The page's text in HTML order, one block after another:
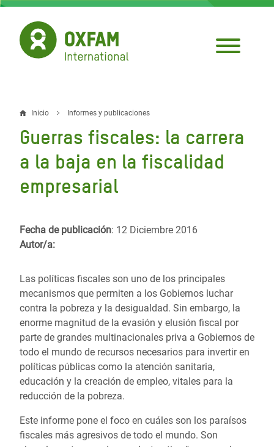
Pasar
contenido
principal
Sobrescribir
enlaces
de
ayuda
la
navegación
Inicio Informes y publicaciones
Guerras fiscales: la carrera
a la baja en la fiscalidad
empresarial
Fecha de publicación: 12 Diciembre 2016
Autor/a:
Las políticas fiscales son uno de los principales
mecanismos que permiten a los Gobiernos luchar
contra la pobreza y la desigualdad. Sin embargo, la
enorme magnitud de la evasión y elusión fiscal por
parte de grandes multinacionales priva a Gobiernos de
todo el mundo de recursos necesarios para invertir en
políticas públicas como la atención sanitaria,
educación y la creación de empleo, vitales para la
reducción de la pobreza.
Este informe pone el foco en cuáles son los paraísos
fiscales más agresivos de todo el mundo. Son